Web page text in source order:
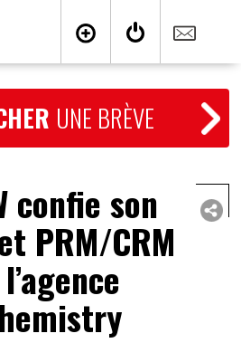
UNE BRÈVE
confie son
PRM/CRM